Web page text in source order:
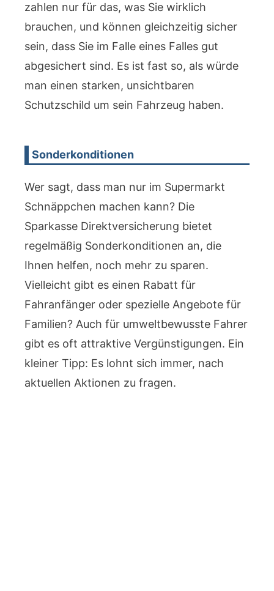
zahlen nur für das, was Sie wirklich
brauchen, und können gleichzeitig sicher
sein, dass Sie im Falle eines Falles gut
abgesichert sind. Es ist fast so, als würde
man einen starken, unsichtbaren
Schutzschild um sein Fahrzeug haben.
Sonderkonditionen
Wer sagt, dass man nur im Supermarkt
Schnäppchen machen kann? Die
Sparkasse Direktversicherung bietet
regelmäßig Sonderkonditionen an, die
Ihnen helfen, noch mehr zu sparen.
Vielleicht gibt es einen Rabatt für
Fahranfänger oder spezielle Angebote für
Familien? Auch für umweltbewusste Fahrer
gibt es oft attraktive Vergünstigungen. Ein
kleiner Tipp: Es lohnt sich immer, nach
aktuellen Aktionen zu fragen.